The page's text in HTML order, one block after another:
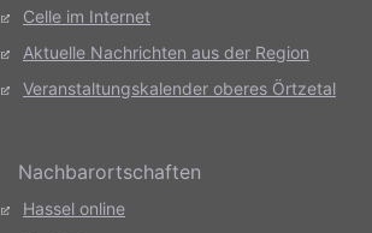
Celle im Internet
Aktuelle Nachrichten aus der Region
Veranstaltungskalender oberes Örtzetal
Nachbarortschaften
Hassel online